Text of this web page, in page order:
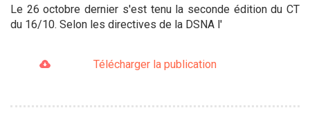
Le 26 octobre dernier s'est tenu la seconde édition du CT
du 16/10. Selon les directives de la DSNA l'
Télécharger la publication